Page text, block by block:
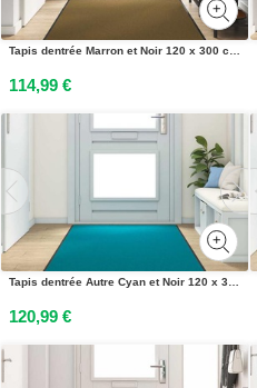
Tapis dentrée Marron et Noir 120 x 300 cm Polyamide et PVC
114,99 €
Tapis dentrée Autre Cyan et Noir 120 x 350 cm Polyamide et PVC
120,99 €